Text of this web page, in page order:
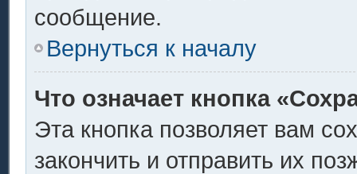
сообщение.
Вернуться к началу
Что означает кнопка
Эта кнопка позволяет вам
закончить и отправить их